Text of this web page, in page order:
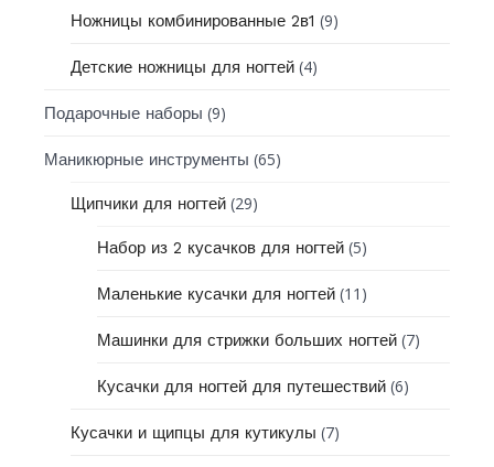
Ножницы комбинированные 2в1 (9)
Детские ножницы для ногтей (4)
Подарочные наборы (9)
Маникюрные инструменты (65)
Щипчики для ногтей (29)
Набор из 2 кусачков для ногтей (5)
Маленькие кусачки для ногтей (11)
Машинки для стрижки больших ногтей (7)
Кусачки для ногтей для путешествий (6)
Кусачки и щипцы для кутикулы (7)